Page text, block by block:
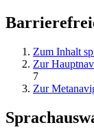
Zum Inhalt
Zur
7
Zur